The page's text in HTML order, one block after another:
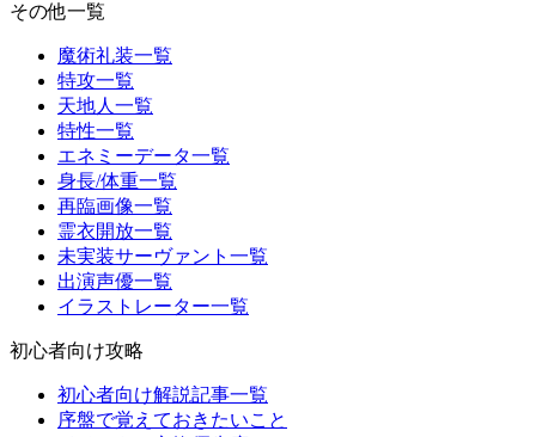
その他一覧
魔術礼装一覧
特攻一覧
天地人一覧
特性一覧
エネミーデータ一覧
身長/体重一覧
再臨画像一覧
霊衣開放一覧
未実装サーヴァント一覧
出演声優一覧
イラストレーター一覧
初心者向け攻略
初心者向け解説記事一覧
序盤で覚えておきたいこと